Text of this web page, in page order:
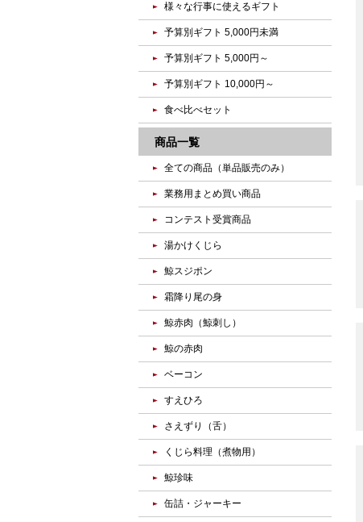
様々な行事に使えるギフト
予算別ギフト 5,000円未満
予算別ギフト 5,000円～
予算別ギフト 10,000円～
食べ比べセット
商品一覧
全ての商品（単品販売のみ）
業務用まとめ買い商品
コンテスト受賞商品
湯かけくじら
鯨スジポン
霜降り尾の身
鯨赤肉（鯨刺し）
鯨の赤肉
ベーコン
すえひろ
さえずり（舌）
くじら料理（煮物用）
鯨珍味
缶詰・ジャーキー